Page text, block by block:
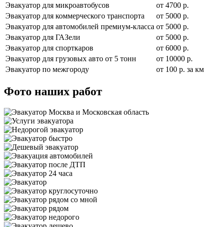
Эвакуатор для микроавтобусов
от 4700 р.
Эвакуатор для коммерческого транспорта
от 5000 р.
Эвакуатор для автомобилей премиум-класса от 5000 р.
Эвакуатор для ГАЗели
от 5000 р.
Эвакуатор для спорткаров
от 6000 р.
Эвакуатор для грузовых авто от 5 тонн
от 10000 р.
Эвакуатор по межгороду
от 100 р. за км
Фото наших работ